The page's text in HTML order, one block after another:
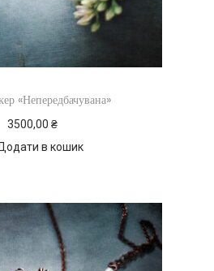
«Непередбачувана»
3500,00 ₴
в кошик